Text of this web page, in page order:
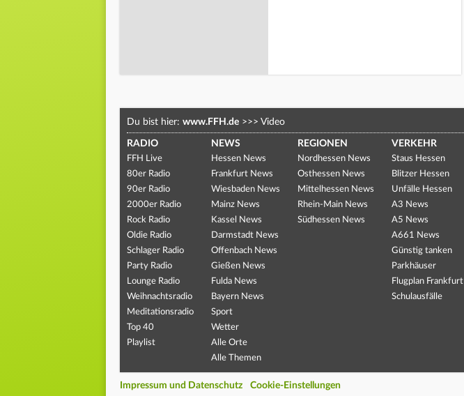
Du bist hier: www.FFH.de >>> Video
RADIO
FFH Live
80er Radio
90er Radio
2000er Radio
Rock Radio
Oldie Radio
Schlager Radio
Party Radio
Lounge Radio
Weihnachtsradio
Meditationsradio
Top 40
Playlist
NEWS
Hessen News
Frankfurt News
Wiesbaden News
Mainz News
Kassel News
Darmstadt News
Offenbach News
Gießen News
Fulda News
Bayern News
Sport
Wetter
Alle Orte
Alle Themen
REGIONEN
Nordhessen News
Osthessen News
Mittelhessen News
Rhein-Main News
Südhessen News
VERKEHR
Staus Hessen
Blitzer Hessen
Unfälle Hessen
A3 News
A5 News
A661 News
Günstig tanken
Parkhäuser
Flugplan Frankfurt
Schulausfälle
Impressum und Datenschutz Cookie-Einstellungen